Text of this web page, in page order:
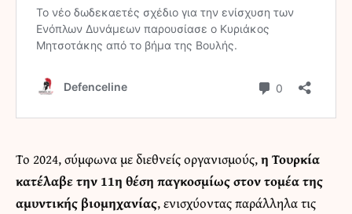
Το 2024, σύμφωνα με διεθνείς οργανισμούς,η Τουρκία
κατέλαβε την 11η θέση παγκοσμίως στον τομέα της
αμυντικής βιομηχανίας, ενισχύοντας παράλληλα τις